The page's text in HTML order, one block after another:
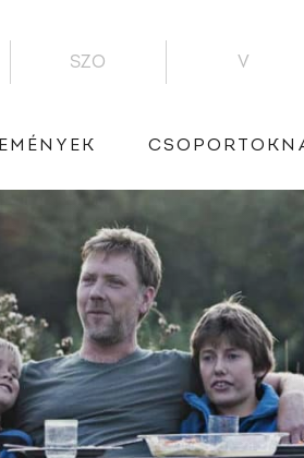
SZO V